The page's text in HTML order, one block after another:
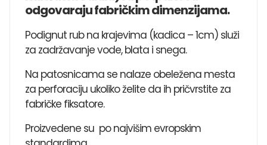
odgovaraju fabričkim dimenzijama.
Podignut rub na krajevima (kadica – 1cm) služi
za zadržavanje vode, blata i snega.
Na patosnicama se nalaze obeležena mesta
za perforaciju ukoliko želite da ih pričvrstite za
fabričke fiksatore.
Proizvedene su po najvišim evropskim